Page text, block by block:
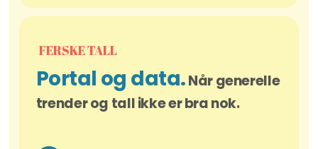
FERSKE TALL
Portal og data.Når generelle
trender og tall ikke er bra nok.